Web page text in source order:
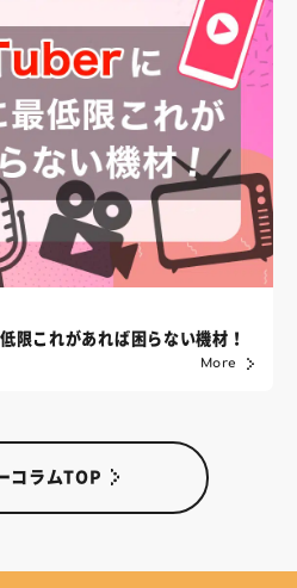
これがあれば困らない機材！
More
コラムTOP